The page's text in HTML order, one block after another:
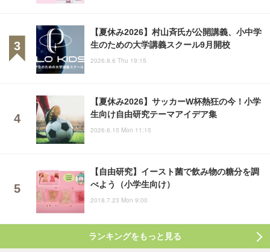
【夏休み2026】村山斉氏が公開講義、小中学
生のための大学講義スクール9月開校
2026.8.6 Thu 19:15
【夏休み2026】サッカーW杯熱狂の今！小学
生向け自由研究テーマアイデア集
2026.6.15 Mon 11:15
【自由研究】イースト菌で飲み物の糖分を調
べよう（小学生向け）
2018.7.23 Mon 9:00
ランキングをもっと見る